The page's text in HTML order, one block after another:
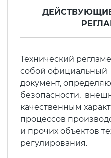
Технический
собой официальный
документ,
безопасности,
качественным
процессов
и прочих объектов
регулирования.